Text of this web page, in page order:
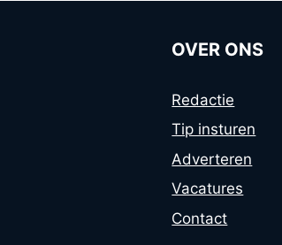
OVER ONS
Redactie
Tip insturen
Adverteren
Vacatures
Contact